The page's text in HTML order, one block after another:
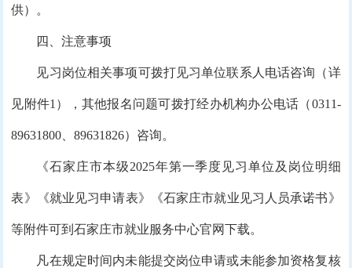
供）。
四、注意事项
见习岗位相关事项可拨打见习单位联系人电话咨询（详
见附件1），其他报名问题可拨打经办机构办公电话（0311-
89631800、89631826）咨询。
《石家庄市本级2025年第一季度见习单位及岗位明细
表》《就业见习申请表》《石家庄市就业见习人员承诺书》
等附件可到石家庄市就业服务中心官网下载。
凡在规定时间内未能提交岗位申请或未能参加资格复核